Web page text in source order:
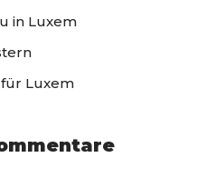
in Luxem
Luxem